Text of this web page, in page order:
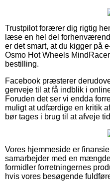
Trustpilot forærer dig rigtig
læse en hel del
er det smart, at du kigger på
Osmo Hot Wheels
bestilling.
Facebook præsterer
genveje til at få indblik i
Foruden det ser vi endda
muligt at udfærdige en kritik
bør tages i brug til at afveje
Vores hjemmeside er
samarbejder med en
formidler forretningernes
hvis vores besøgende